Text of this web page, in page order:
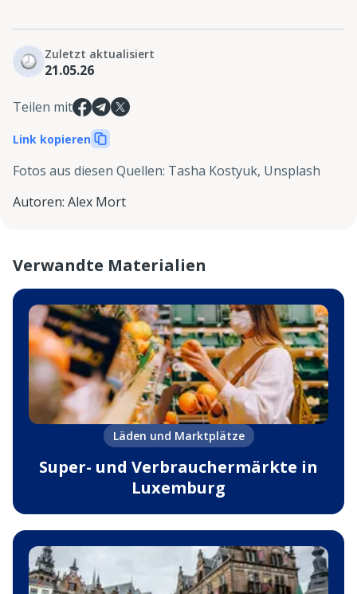
Zuletzt aktualisiert
21.05.26
Teilen mit
Link kopieren
Fotos aus diesen Quellen: Tasha Kostyuk, Unsplash
Autoren: Alex Mort
Verwandte Materialien
Läden und Marktplätze
Super- und Verbrauchermärkte in
Luxemburg